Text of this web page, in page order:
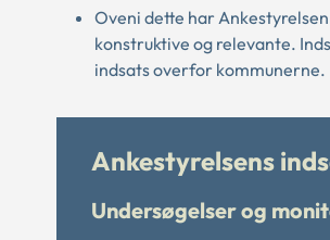
Oveni dette har
konstruktive og relevante.
indsats overfor kommunerne.
Ankestyrelsens
Undersøgelser og